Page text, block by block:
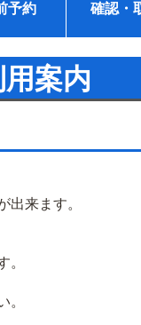
予約
確認・
案内
来ます。
。
。